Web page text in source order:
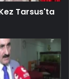
Tarsus'ta